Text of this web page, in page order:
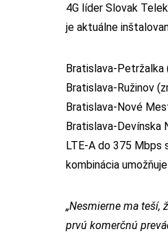
4G líder Slovak
je aktuálne
Bratislava-Petržalka
Bratislava-Ružinov
Bratislava-Nové
Bratislava-Devínska
LTE-A do 375 Mbps
kombinácia
„Nesmierne ma
prvú komerčnú